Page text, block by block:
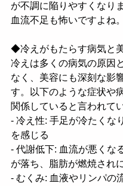
が不調に陥りやすくなり
血流不足も怖いですよね。
◆冷えがもたらす病気と
冷えは多くの病気の原因
なく、美容にも深刻な影
す。以下のような症状や
関係していると言われて
- 冷え性: 手足が冷たくな
を感じる
- 代謝低下: 血流が悪くな
が落ち、脂肪が燃焼され
- むくみ: 血液やリンパの